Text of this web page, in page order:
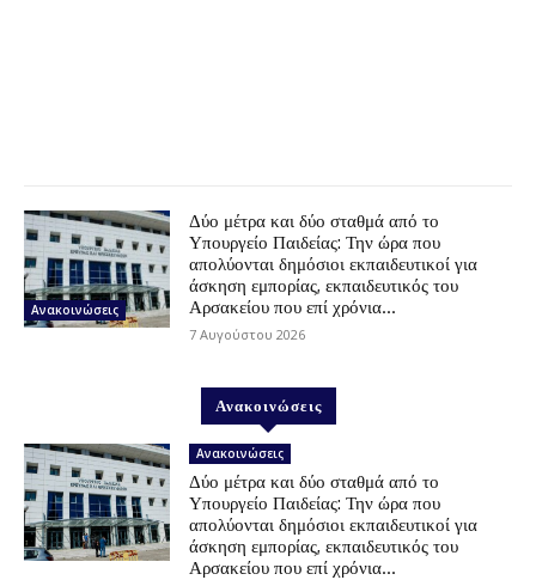
Ανακοινώσεις
Δύο μέτρα και δύο σταθμά από το
Υπουργείο Παιδείας: Την ώρα που
απολύονται δημόσιοι εκπαιδευτικοί για
άσκηση εμπορίας, εκπαιδευτικός του
Αρσακείου που επί χρόνια...
7 Αυγούστου 2026
Ανακοινώσεις
Ανακοινώσεις
Δύο μέτρα και δύο σταθμά από το
Υπουργείο Παιδείας: Την ώρα που
απολύονται δημόσιοι εκπαιδευτικοί για
άσκηση εμπορίας, εκπαιδευτικός του
Αρσακείου που επί χρόνια...